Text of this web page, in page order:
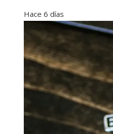
Hace 6 días